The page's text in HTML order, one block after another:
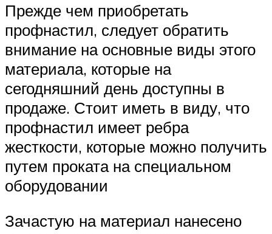
Прежде чем приобретать
профнастил, следует обратить
внимание на основные виды этого
материала, которые на
сегодняшний день доступны в
продаже. Стоит иметь в виду, что
профнастил имеет ребра
жесткости, которые можно получить
путем проката на специальном
оборудовании
Зачастую на материал нанесено